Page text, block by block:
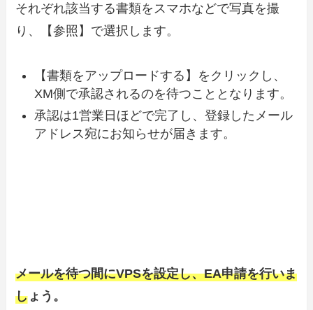
それぞれ該当する書類をスマホなどで写真を撮
り、【参照】で選択します。
【書類をアップロードする】をクリックし、
XM側で承認されるのを待つこととなります。
承認は1営業日ほどで完了し、登録したメール
アドレス宛にお知らせが届きます。
メールを待つ間にVPSを設定し、EA申請を行いま
しょう。